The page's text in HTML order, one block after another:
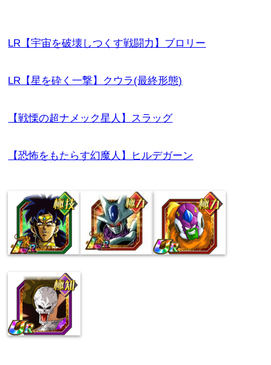
LR【宇宙を破壊しつくす戦闘力】ブロリー
LR【星を砕く一撃】クウラ(最終形態)
【戦慄の超ナメック星人】スラッグ
【恐怖をもたらす幻魔人】ヒルデガーン